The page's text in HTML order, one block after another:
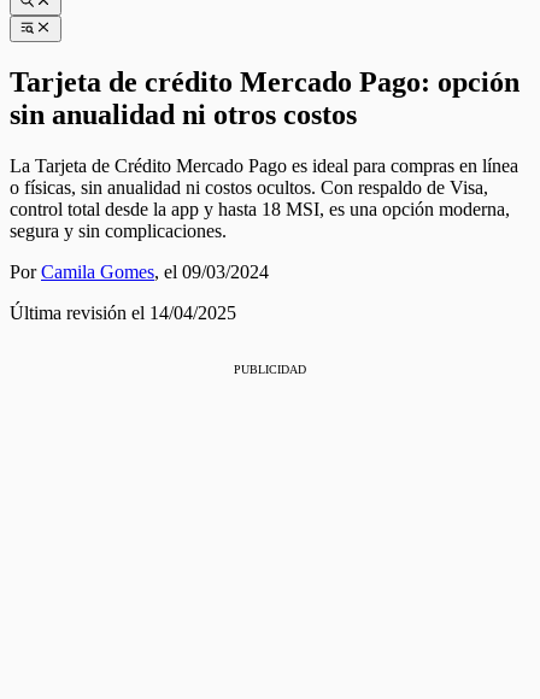
Tarjeta de crédito Mercado Pago: opción
sin anualidad ni otros costos
La Tarjeta de Crédito Mercado Pago es ideal para compras en línea
o físicas, sin anualidad ni costos ocultos. Con respaldo de Visa,
control total desde la app y hasta 18 MSI, es una opción moderna,
segura y sin complicaciones.
PorCamila Gomes, el 09/03/2024
Última revisión el 14/04/2025
PUBLICIDAD